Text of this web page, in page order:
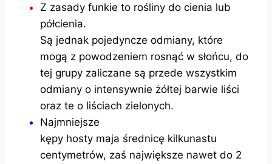
Z zasady funkie to rośliny do cienia lub
półcienia.
Są jednak pojedyncze odmiany, które
mogą z powodzeniem rosnąć w słońcu, do
tej grupy zaliczane są przede wszystkim
odmiany o intensywnie żółtej barwie liści
oraz te o liściach zielonych.
Najmniejsze
kępy hosty maja średnicę kilkunastu
centymetrów, zaś największe nawet do 2